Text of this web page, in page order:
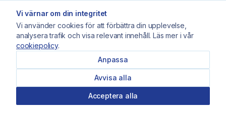
Vi värnar om din integritet
Vi använder cookies för att förbättra din upplevelse,
analysera trafik och visa relevant innehåll. Läs mer i vår
cookiepolicy.
Anpassa
Avvisa alla
Acceptera alla